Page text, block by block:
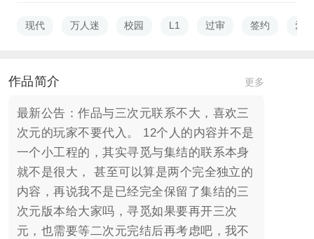
现代 万人迷 校园 L1 过审 签约 爱情
作品简介 更多
最新公告：作品与三次元联系不大，喜欢三
次元的玩家不要代入。 12个人的内容并不是
一个小工程的，其实寻觅与集结的联系本身
就不是很大， 甚至可以算是两个完全独立的
内容，再说我不是已经完全保留了集结的三
次元版本给大家吗，寻觅如果要再开三次
元，也需要等二次元完结后再考虑吧，我不